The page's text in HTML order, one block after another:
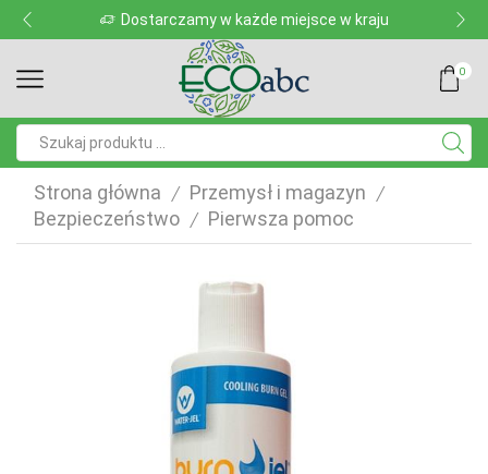
Dostarczamy w każde miejsce w kraju
0
Strona główna / Przemysł i magazyn /
Bezpieczeństwo / Pierwsza pomoc